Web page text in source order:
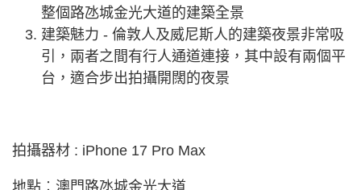
整個路氹城金光大道的建築全景
建築魅力 - 倫敦人及威尼斯人的建築夜景非常吸
引，兩者之間有行人通道連接，其中設有兩個平
台，適合步出拍攝開闊的夜景
拍攝器材 : iPhone 17 Pro Max
地點︰澳門路氹城金光大道